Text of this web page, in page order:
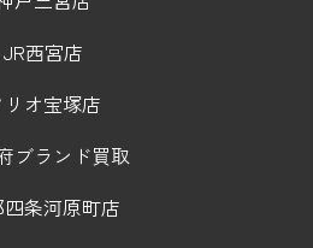
JR西宮店
リオ宝塚店
ブランド買取
条河原町店